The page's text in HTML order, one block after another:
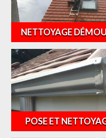
NETTOYAGE
POSE ET